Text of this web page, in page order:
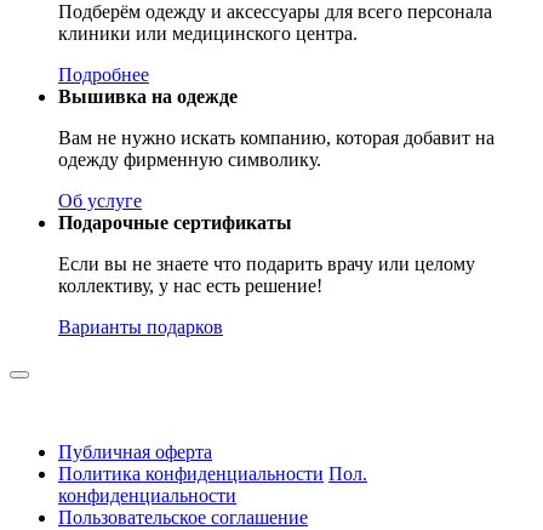
Подберём одежду и аксессуары для всего персонала
клиники или медицинского центра.
Подробнее
Вышивка на одежде
Вам не нужно искать компанию, которая добавит на
одежду фирменную символику.
Об услуге
Подарочные сертификаты
Если вы не знаете что подарить врачу или целому
коллективу, у нас есть решение!
Варианты подарков
Публичная оферта
Политика конфиденциальности Пол.
конфиденциальности
Пользовательское соглашение